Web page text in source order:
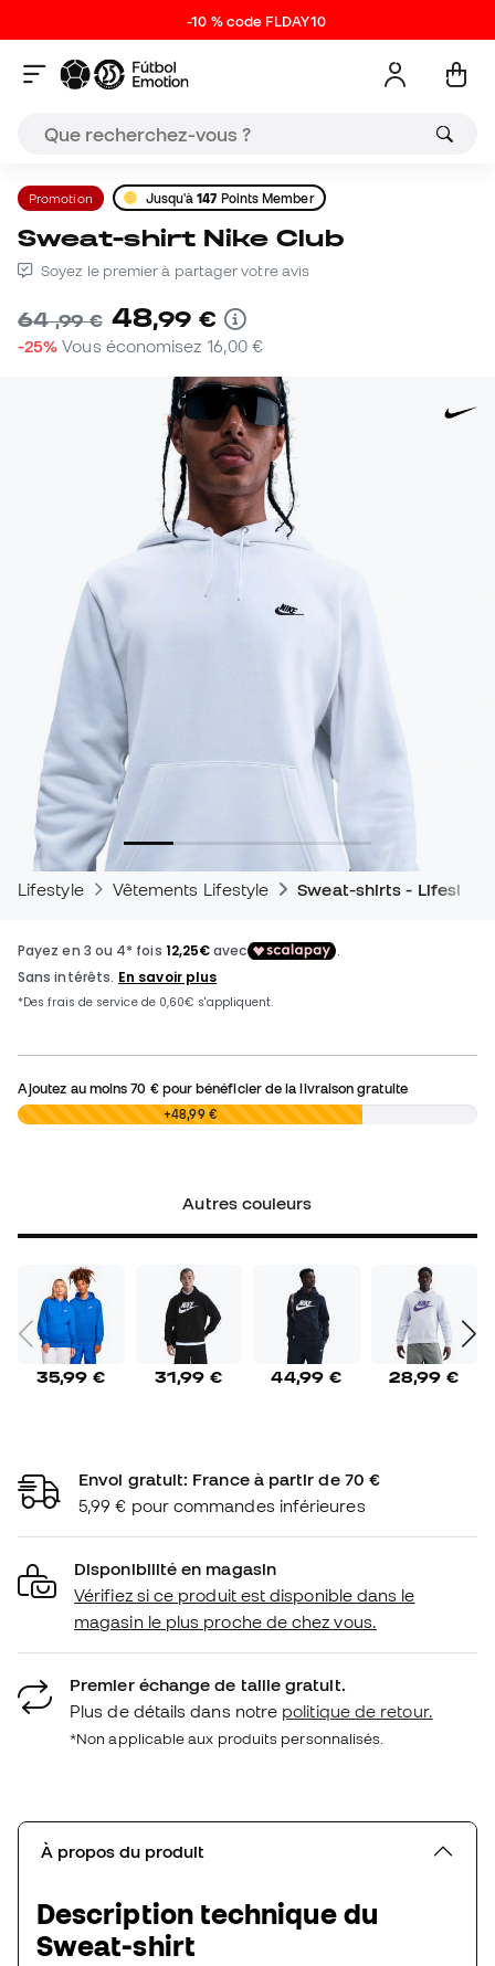
-10 % code FLDAY10
Promotion Jusqu'à147 Points Member
Sweat-shirt Nike Club
Soyez le premier à partager votre avis
64,99 € 48,99 €
-25% Vous économisez 16,00 €
Lifestyle Vêtements Lifestyle Sweat-shirts - Lifestyle
Ajoutez au moins70 €pour bénéficier de la livraison gratuite
0,00 € +48,99 €
Autres couleurs
35,99 € 31,99 € 44,99 € 28,99 €
Envoi gratuit: France à partir de 70 €
5,99 € pour commandes inférieures
Disponibilité en magasin
Vérifiez si ce produit est disponible dans le
magasin le plus proche de chez vous.
Premier échange de taille gratuit.
Plus de détails dans notre politique de retour.
*Non applicable aux produits personnalisés.
À propos du produit
Description technique du
Sweat-shirt